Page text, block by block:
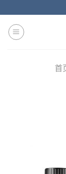
content
首